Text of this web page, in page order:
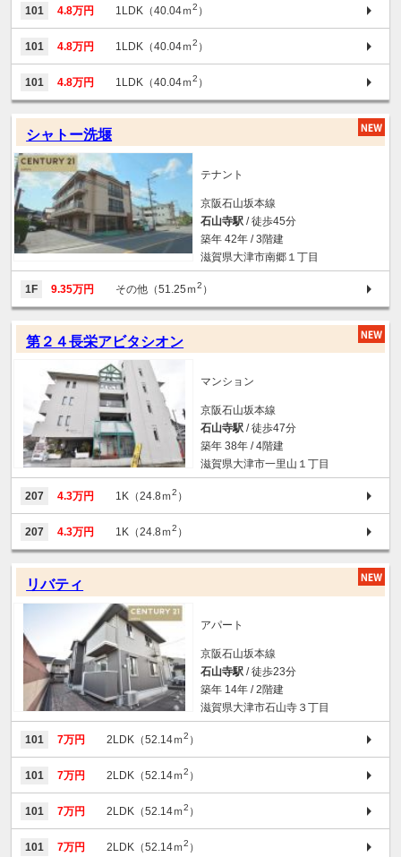
101 4.8万円 1LDK（40.04ｍ2 ）
101 4.8万円 1LDK（40.04ｍ2 ）
101 4.8万円 1LDK（40.04ｍ2 ）
シャトー洗堰
テナント
京阪石山坂本線
石山寺駅 / 徒歩45分
築年 42年 / 3階建
滋賀県大津市南郷１丁目
1F 9.35万円 その他（51.25ｍ2 ）
第２４長栄アビタシオン
マンション
京阪石山坂本線
石山寺駅 / 徒歩47分
築年 38年 / 4階建
滋賀県大津市一里山１丁目
207 4.3万円 1K（24.8ｍ2 ）
207 4.3万円 1K（24.8ｍ2 ）
リバティ
アパート
京阪石山坂本線
石山寺駅 / 徒歩23分
築年 14年 / 2階建
滋賀県大津市石山寺３丁目
101 7万円 2LDK（52.14ｍ2 ）
101 7万円 2LDK（52.14ｍ2 ）
101 7万円 2LDK（52.14ｍ2 ）
101 7万円 2LDK（52.14ｍ2 ）